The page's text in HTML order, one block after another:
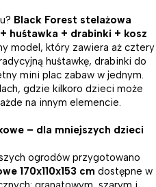
Black Forest stelażowa
huśtawka + drabinki + kosz
model, który zawiera aż cztery
huśtawkę, drabinki do
mini plac zabaw w jednym.
gdzie kilkoro dzieci może
na innym elemencie.
– dla mniejszych dzieci
ogrodów przygotowano
170x110x153 cm dostępne w